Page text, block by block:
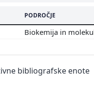
PODROČJE
Biokemija in
bibliografske enote